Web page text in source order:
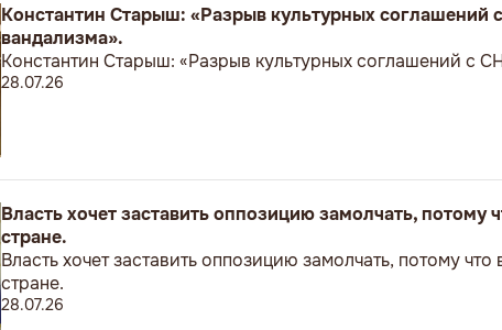
Константин Старыш: «Разрыв культурных соглашений
вандализма».
Константин Старыш: «Разрыв культурных соглашений с
28.07.26
Власть хочет заставить оппозицию замолчать, потому
стране.
Власть хочет заставить оппозицию замолчать, потому
стране.
28.07.26